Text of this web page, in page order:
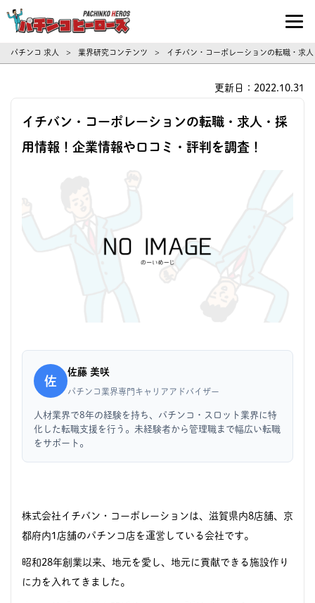
パチンコ求人・転職ならパチンコヒーロ
パチンコ 求人 > 業界研究コンテンツ > イチバン・コーポレーションの転職・求
更新日：2022.10.31
イチバン・コーポレーションの転職・求人・採
用情報！企業情報や口コミ・評判を調査！
佐
佐藤 美咲
パチンコ業界専門キャリアアドバイザー
人材業界で8年の経験を持ち、パチンコ・スロット業界に特
化した転職支援を行う。未経験者から管理職まで幅広い転職
をサポート。
株式会社イチバン・コーポレーション は、 滋賀県内8店舗、京
都府内1店舗のパチンコ店を運営している会社です。
昭和28年創業以来、地元を愛し、地元に貢献できる施設作り
に力を入れてきました。